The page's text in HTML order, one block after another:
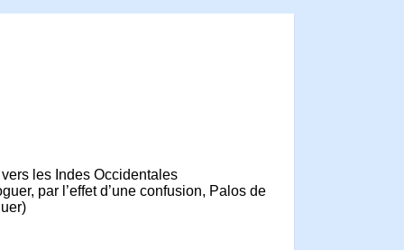
les Indes Occidentales
par l’effet d’une confusion, Palos de